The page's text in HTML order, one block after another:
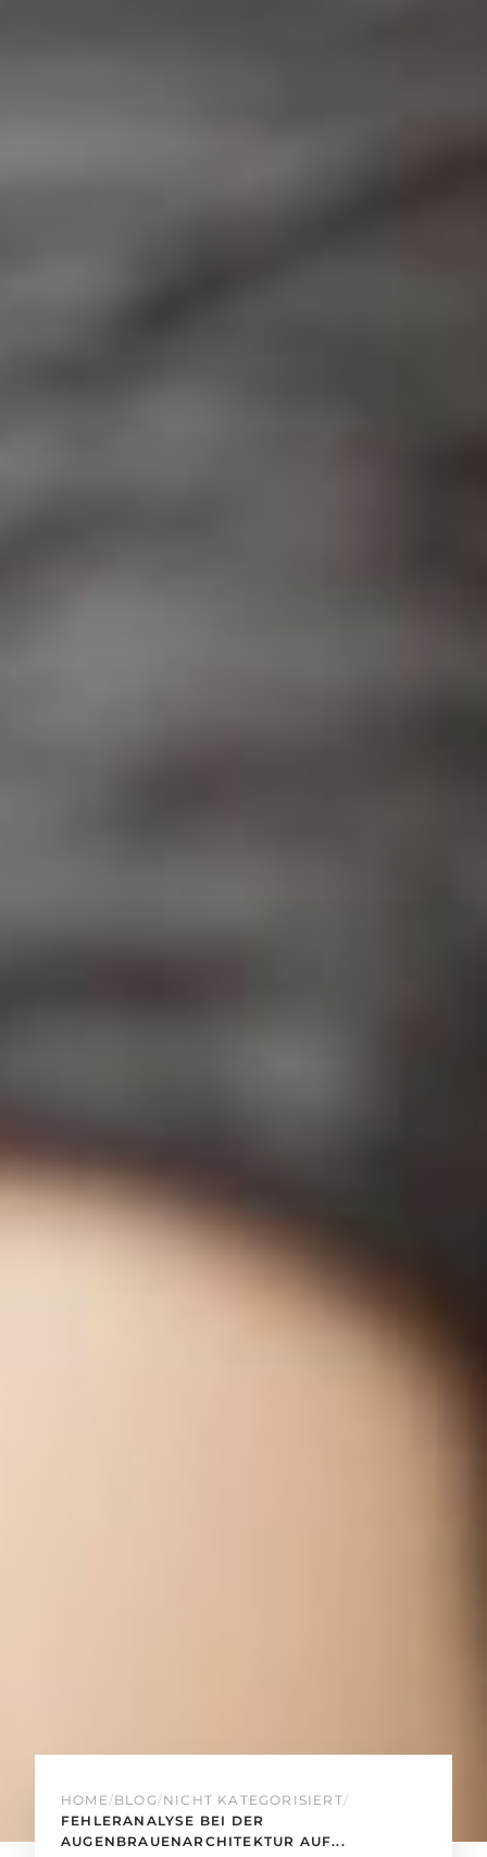
HOME /BLOG /NICHT KATEGORISIERT/
FEHLERANALYSE BEI DER
AUGENBRAUENARCHITEKTUR AUF...